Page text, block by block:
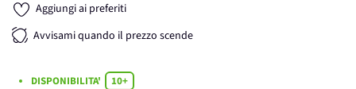
Aggiungi ai preferiti
Avvisami quando il prezzo scende
DISPONIBILITA'
10+